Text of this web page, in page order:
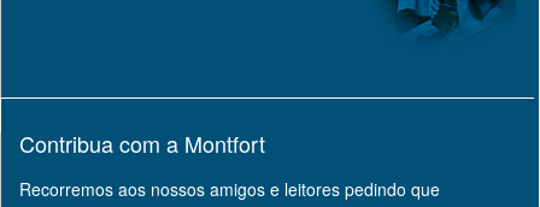
Contribua com a Montfort
Recorremos aos nossos amigos e leitores pedindo que